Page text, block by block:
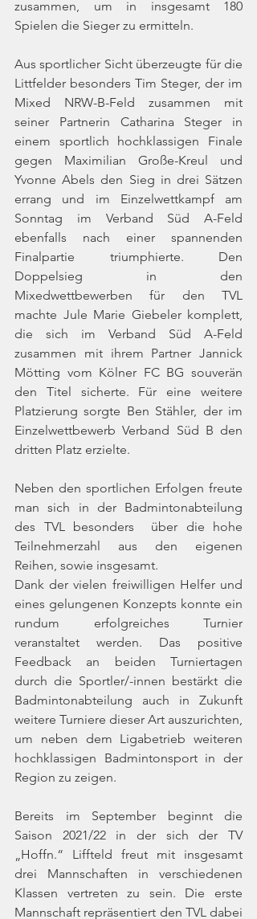
zusammen, um in insgesamt 180
Spielen die Sieger zu ermitteln.
Aus sportlicher Sicht überzeugte für die
Littfelder besonders Tim Steger, der im
Mixed NRW-B-Feld zusammen mit
seiner Partnerin Catharina Steger in
einem sportlich hochklassigen Finale
gegen Maximilian Große-Kreul und
Yvonne Abels den Sieg in drei Sätzen
errang und im Einzelwettkampf am
Sonntag im Verband Süd A-Feld
ebenfalls nach einer spannenden
Finalpartie triumphierte. Den
Doppelsieg in den
Mixedwettbewerben für den TVL
machte Jule Marie Giebeler komplett,
die sich im Verband Süd A-Feld
zusammen mit ihrem Partner Jannick
Mötting vom Kölner FC BG souverän
den Titel sicherte. Für eine weitere
Platzierung sorgte Ben Stähler, der im
Einzelwettbewerb Verband Süd B den
dritten Platz erzielte.
Neben den sportlichen Erfolgen freute
man sich in der Badmintonabteilung
des TVL besonders  über die hohe
Teilnehmerzahl aus den eigenen
Reihen, sowie insgesamt.
Dank der vielen freiwilligen Helfer und
eines gelungenen Konzepts konnte ein
rundum erfolgreiches Turnier
veranstaltet werden. Das positive
Feedback an beiden Turniertagen
durch die Sportler/-innen bestärkt die
Badmintonabteilung auch in Zukunft
weitere Turniere dieser Art auszurichten,
um neben dem Ligabetrieb weiteren
hochklassigen Badmintonsport in der
Region zu zeigen.
Bereits im September beginnt die
Saison 2021/22 in der sich der TV
„Hoffn.“ Liffteld freut mit insgesamt
drei Mannschaften in verschiedenen
Klassen vertreten zu sein. Die erste
Mannschaft repräsentiert den TVL dabei